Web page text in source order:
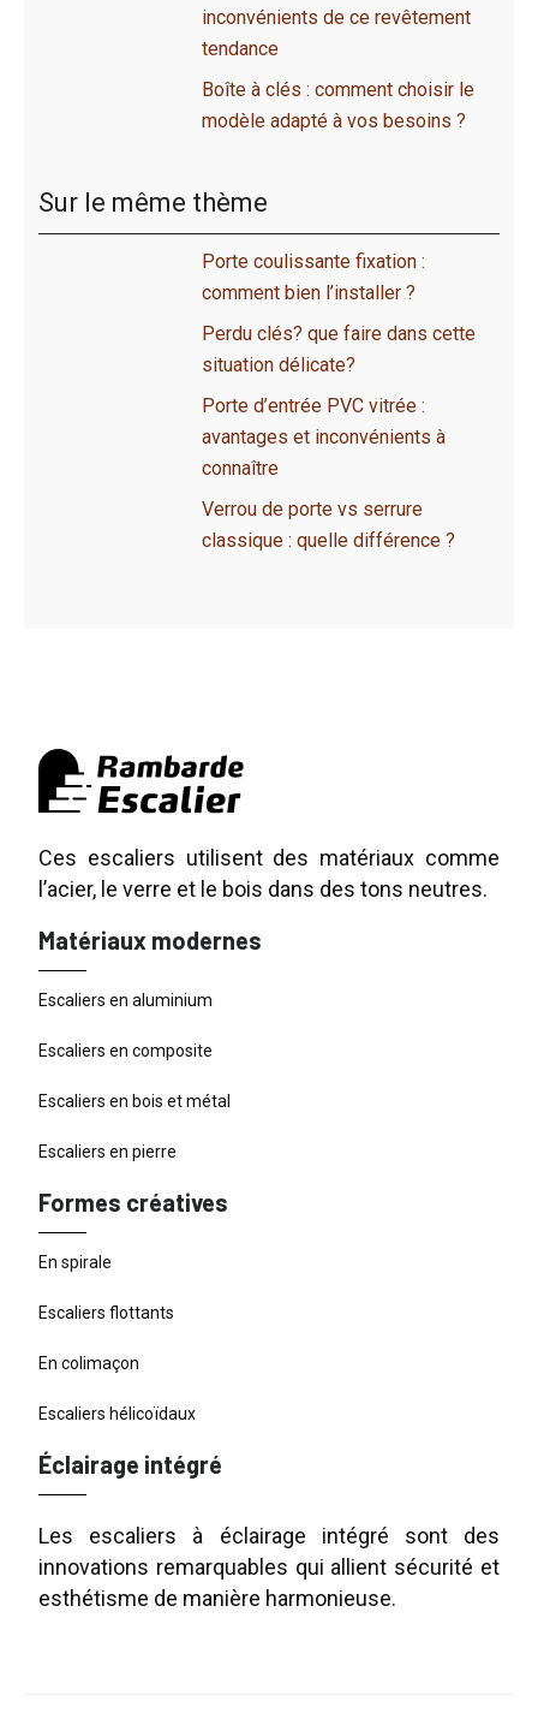
inconvénients de ce revêtement
tendance
Boîte à clés : comment choisir le
modèle adapté à vos besoins ?
Sur le même thème
Porte coulissante fixation :
comment bien l’installer ?
Perdu clés? que faire dans cette
situation délicate?
Porte d’entrée PVC vitrée :
avantages et inconvénients à
connaître
Verrou de porte vs serrure
classique : quelle différence ?
Ces escaliers utilisent des matériaux comme
l’acier, le verre et le bois dans des tons neutres.
Matériaux modernes
Escaliers en aluminium
Escaliers en composite
Escaliers en bois et métal
Escaliers en pierre
Formes créatives
En spirale
Escaliers flottants
En colimaçon
Escaliers hélicoïdaux
Éclairage intégré
Les escaliers à éclairage intégré sont des
innovations remarquables qui allient sécurité et
esthétisme de manière harmonieuse.